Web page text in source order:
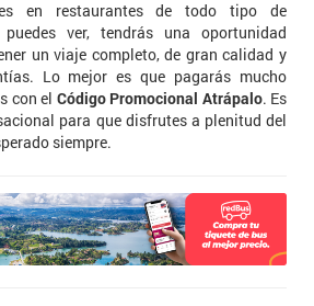
en restaurantes de todo tipo de
ver, tendrás una oportunidad
un viaje completo, de gran calidad y
Lo mejor es que pagarás mucho
con el Código Promocional Atrápalo. Es
para que disfrutes a plenitud del
siempre.